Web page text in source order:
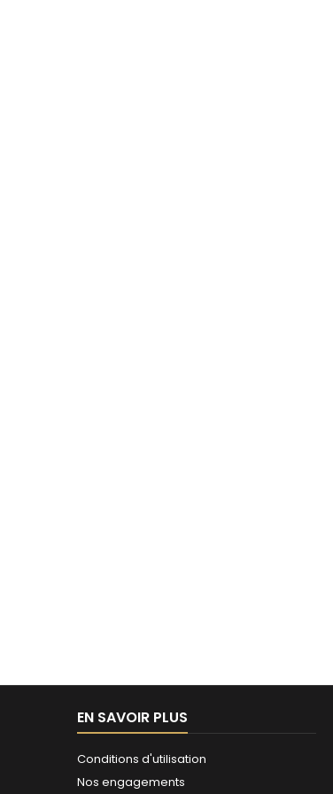
EN SAVOIR PLUS
Conditions d'utilisation
Nos engagements